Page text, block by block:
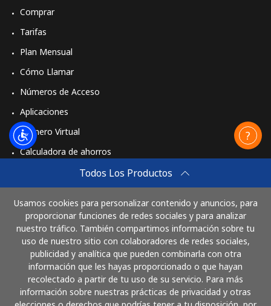
Todos Los Productos
Usamos cookies para personalizar contenido y anuncios, para
proporcionar funciones de redes sociales y para analizar
nuestro tráfico. También compartimos información sobre tu
uso de nuestro sitio con colaboradores de redes sociales,
publicidad y analítica que pueden combinarla con otra
información que les hayas proporcionado o que hayan
recolectado a partir de tu uso de su servicio. Para más
información sobre nuestras prácticas de privacidad y otras
Comprar
Tarifas
Plan Mensual
Cómo Llamar
Números de Acceso
Aplicaciones
Número Virtual
Calculadora de ahorros
Comprar
Cómo funciona
Paga con